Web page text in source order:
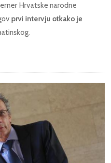
Hrvatske narodne
prvi intervju otkako je
.